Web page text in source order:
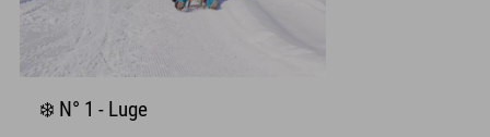
❄️ N° 1 - Luge